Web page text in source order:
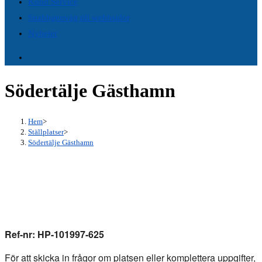
Snabbgenväg till webbsidor
Nyheter
Södertälje Gästhamn
Hem>
Ställplatser>
Södertälje Gästhamn
Ref-nr: HP-101997-625
För att skicka in frågor om platsen eller komplettera uppgifter,